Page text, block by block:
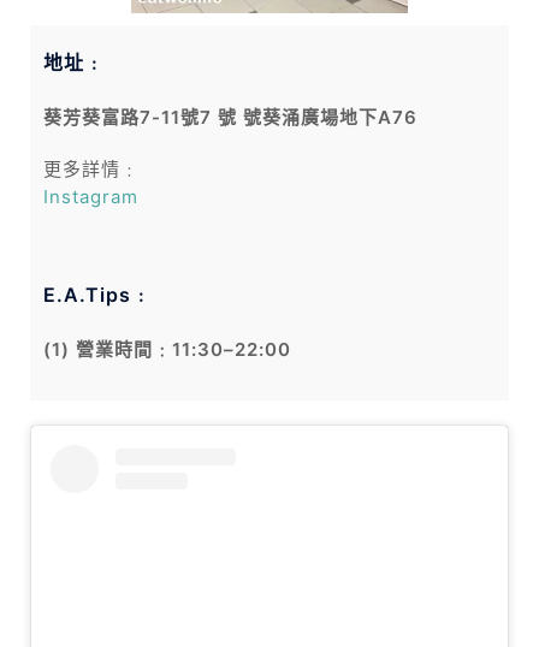
地址﹕
葵芳葵富路7-11號7 號 號葵涌廣場地下A76
更多詳情﹕
Instagram
E.A.Tips﹕
(1) 營業時間﹕11:30–22:00